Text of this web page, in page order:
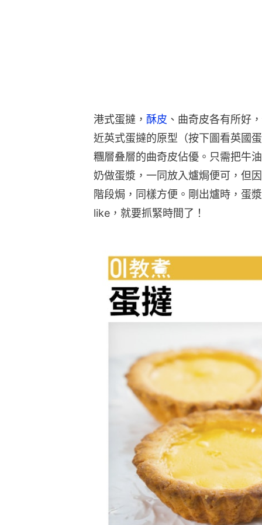
港式蛋撻， 酥皮 、曲奇皮各有所好
近英式蛋撻的原型（按下圖看英國
糰層叠層的曲奇皮佔優。只需把牛
奶做蛋漿，一同放入爐焗便可，但
階段焗，同樣方便。剛出爐時，蛋
like，就要抓緊時間了！